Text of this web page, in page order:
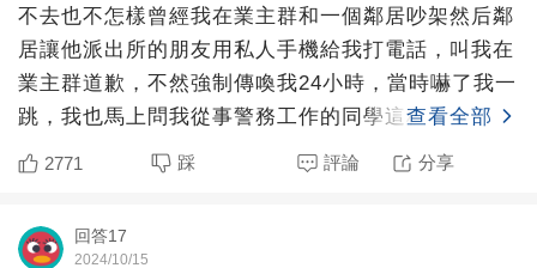
不去也不怎樣曾經我在業主群和一個鄰居吵架然后鄰
居讓他派出所的朋友用私人手機給我打電話，叫我在
業主群道歉，不然強制傳喚我24小時，當時嚇了我一
跳，我也馬上問我從事警務工作的同學這種情況該怎
麼辦，同學讓我
查看全部
2771 踩 評論 分享
回答17
2024/10/15